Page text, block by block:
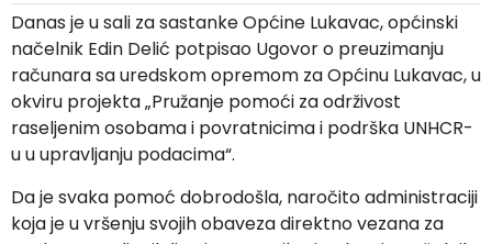
Danas je u sali za sastanke Općine Lukavac, općinski
načelnik Edin Delić potpisao Ugovor o preuzimanju
računara sa uredskom opremom za Općinu Lukavac, u
okviru projekta „Pružanje pomoći za održivost
raseljenim osobama i povratnicima i podrška UNHCR-
u u upravljanju podacima“.
Da je svaka pomoć dobrodošla, naročito administraciji
koja je u vršenju svojih obaveza direktno vezana za